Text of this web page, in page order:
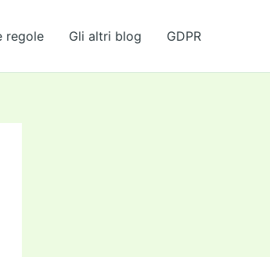
regole Gli altri blog GDPR